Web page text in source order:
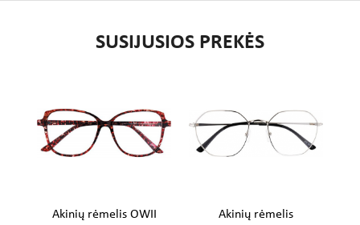
SUSIJUSIOS PREKĖS
Akinių rėmelis OWII
Akinių rėmelis